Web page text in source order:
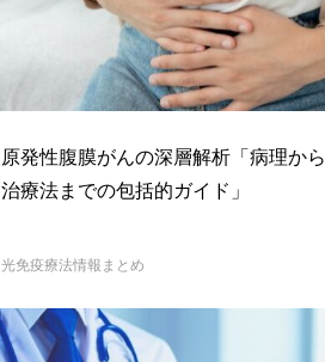
原発性腹膜がんの深層解析「病理から
治療法までの包括的ガイド」
光免疫療法情報まとめ